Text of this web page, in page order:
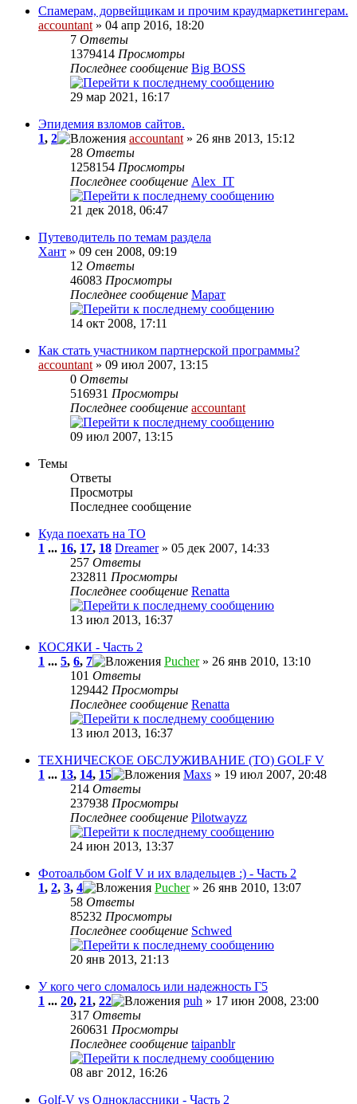
Спамерам, дорвейщикам и прочим краудмаркетингерам.
accountant » 04 апр 2016, 18:20
7 Ответы
1379414 Просмотры
Последнее сообщение Big BOSS
29 мар 2021, 16:17
Эпидемия взломов сайтов.
1, 2 accountant » 26 янв 2013, 15:12
28 Ответы
1258154 Просмотры
Последнее сообщение Alex_IT
21 дек 2018, 06:47
Путеводитель по темам раздела
Хант » 09 сен 2008, 09:19
12 Ответы
46083 Просмотры
Последнее сообщение Марат
14 окт 2008, 17:11
Как стать участником партнерской программы?
accountant » 09 июл 2007, 13:15
0 Ответы
516931 Просмотры
Последнее сообщение accountant
09 июл 2007, 13:15
Темы
Ответы
Просмотры
Последнее сообщение
Куда поехать на ТО
1 ... 16, 17, 18 Dreamer» 05 дек 2007, 14:33
257 Ответы
232811 Просмотры
Последнее сообщение Renatta
13 июл 2013, 16:37
КОСЯКИ - Часть 2
1 ... 5, 6, 7 Pucher» 26 янв 2010, 13:10
101 Ответы
129442 Просмотры
Последнее сообщение Renatta
13 июл 2013, 16:37
ТЕХНИЧЕСКОЕ ОБСЛУЖИВАНИЕ (ТО) GOLF V
1 ... 13, 14, 15 Maxs » 19 июл 2007, 20:48
214 Ответы
237938 Просмотры
Последнее сообщение Pilotwayzz
24 июн 2013, 13:37
Фотоальбом Golf V и их владельцев :) - Часть 2
1, 2, 3, 4 Pucher» 26 янв 2010, 13:07
58 Ответы
85232 Просмотры
Последнее сообщение Schwed
20 янв 2013, 21:13
У кого чего сломалось или надежность Г5
1 ... 20, 21, 22 puh » 17 июн 2008, 23:00
317 Ответы
260631 Просмотры
Последнее сообщение taipanblr
08 авг 2012, 16:26
Golf-V vs Одноклассники - Часть 2